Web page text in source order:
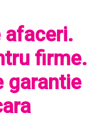
afaceri.
firme.
garantie